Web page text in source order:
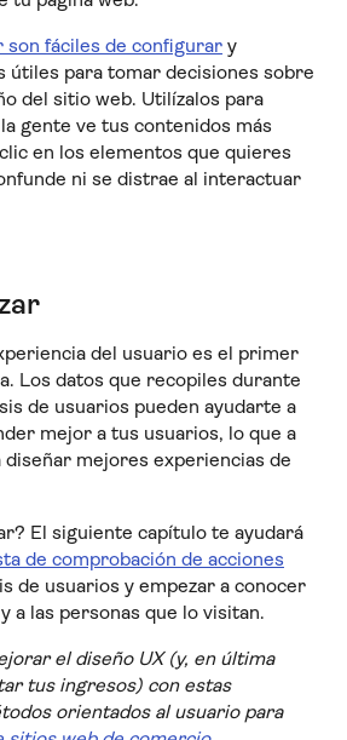
son fáciles de configurary
útiles para tomar decisiones sobre
del sitio web. Utilízalos para
gente ve tus contenidos más
en los elementos que quieres
ni se distrae al interactuar
del usuario es el primer
Los datos que recopiles durante
de usuarios pueden ayudarte a
mejor a tus usuarios, lo que a
diseñar mejores experiencias de
El siguiente capítulo te ayudará
de comprobación de acciones
de usuarios y empezar a conocer
a las personas que lo visitan.
el diseño UX (y, en última
tus ingresos) con estas
orientados al usuario para